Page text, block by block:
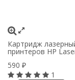
Картридж
принтеров HP
590 ₽
1